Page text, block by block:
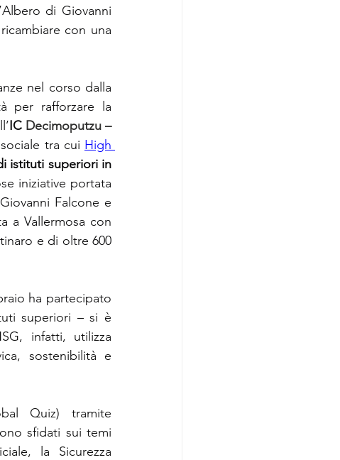
di Giovanni
con una
nel corso dalla
per rafforzare la
IC Decimoputzu –
tra cui High
istituti superiori in
iniziative portata
Falcone e
a Vallermosa con
e di oltre 600
ha partecipato
superiori – si è
infatti, utilizza
sostenibilità e
Quiz) tramite
sfidati sui temi
la Sicurezza